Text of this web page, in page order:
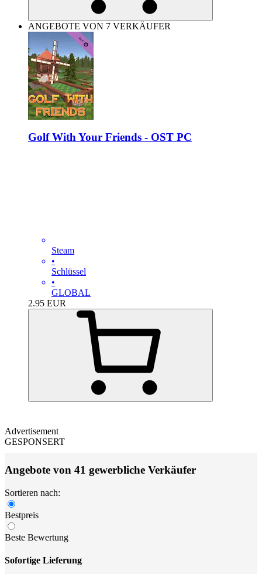
ANGEBOTE VON 7 VERKÄUFER
Golf With Your Friends - OST PC
Steam
•
Schlüssel
•
GLOBAL
2.95 EUR
Advertisement
GESPONSERT
Angebote von 41 gewerbliche Verkäufer
Sortieren nach:
Bestpreis
Beste Bewertung
Sofortige Lieferung